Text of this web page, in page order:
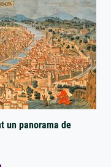
un panorama de